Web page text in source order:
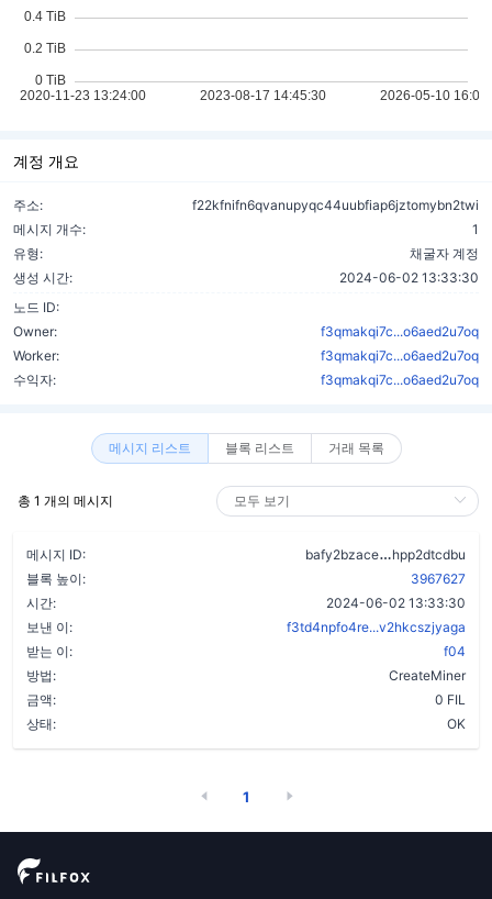
계정 개요
주소:
f22kfnifn6qvanupyqc44uubfiap6jztomybn2twi
메시지 개수:
1
유형:
채굴자 계정
생성 시간:
2024-06-02 13:33:30
노드 ID:
Owner:
f3qmakqi7c...o6aed2u7oq
Worker:
f3qmakqi7c...o6aed2u7oq
수익자:
f3qmakqi7c...o6aed2u7oq
메시지 리스트 블록 리스트 거래 목록
총 1 개의 메시지
메시지 ID: bafy2bzace
hpp2dtcdbu
블록 높이:
3967627
시간:
2024-06-02 13:33:30
보낸 이:
f3td4npfo4re...v2hkcszjyaga
받는 이:
f04
방법:
CreateMiner
금액:
0 FIL
상태:
OK
1